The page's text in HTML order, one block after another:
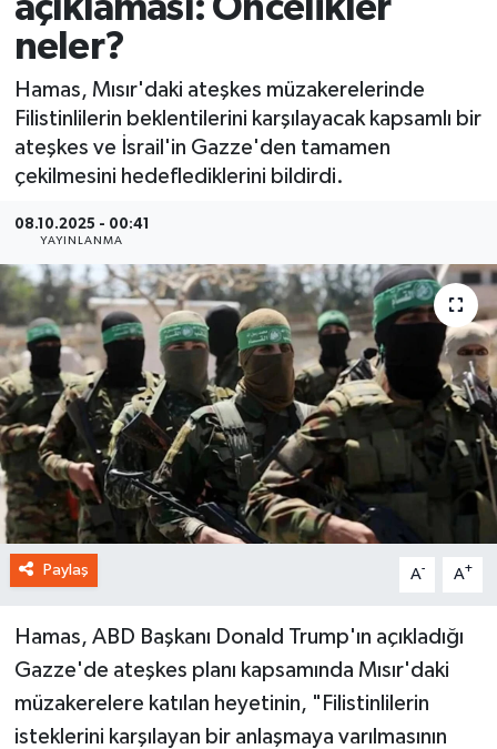
açıklaması: Öncelikler
neler?
Hamas, Mısır'daki ateşkes müzakerelerinde
Filistinlilerin beklentilerini karşılayacak kapsamlı bir
ateşkes ve İsrail'in Gazze'den tamamen
çekilmesini hedeflediklerini bildirdi.
08.10.2025 - 00:41
YAYINLANMA
Paylaş A- A+
Hamas, ABD Başkanı Donald Trump'ın açıkladığı
Gazze'de ateşkes planı kapsamında Mısır'daki
müzakerelere katılan heyetinin, "Filistinlilerin
isteklerini karşılayan bir anlaşmaya varılmasının